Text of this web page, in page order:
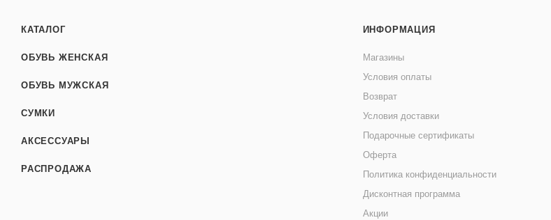
КАТАЛОГ
ОБУВЬ ЖЕНСКАЯ
ОБУВЬ МУЖСКАЯ
СУМКИ
АКСЕССУАРЫ
РАСПРОДАЖА
ИНФОРМАЦИЯ
Магазины
Условия оплаты
Возврат
Условия доставки
Подарочные сертификаты
Оферта
Политика конфиденциальности
Дисконтная программа
Акции